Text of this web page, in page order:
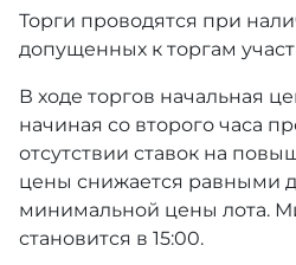
Торги проводятся при
допущенных к торгам
В ходе торгов начальная
начиная со второго часа
отсутствии ставок на
цены снижается равными
минимальной цены лота.
становится в 15:00.